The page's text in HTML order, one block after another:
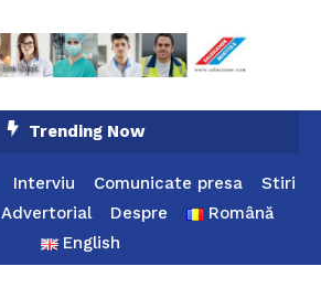
Trending Now
Interviu Comunicate presa
Stiri
Advertorial Despre
Română
English